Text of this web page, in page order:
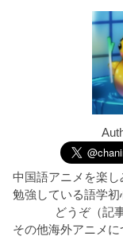
中国語アニメを楽
勉強している語学
どうぞ（記
その他海外アニメ